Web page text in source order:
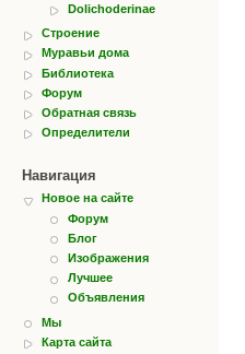
Dolichoderinae
Строение
Муравьи дома
Библиотека
Форум
Обратная связь
Определители
Навигация
Новое на сайте
Форум
Блог
Изображения
Лучшее
Объявления
Мы
Карта сайта